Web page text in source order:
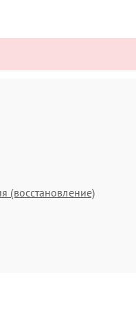
(восстановление)